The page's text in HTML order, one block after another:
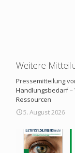
Weitere
Pressemitteilung
Handlungsbedarf
Ressourcen
5. August 2026